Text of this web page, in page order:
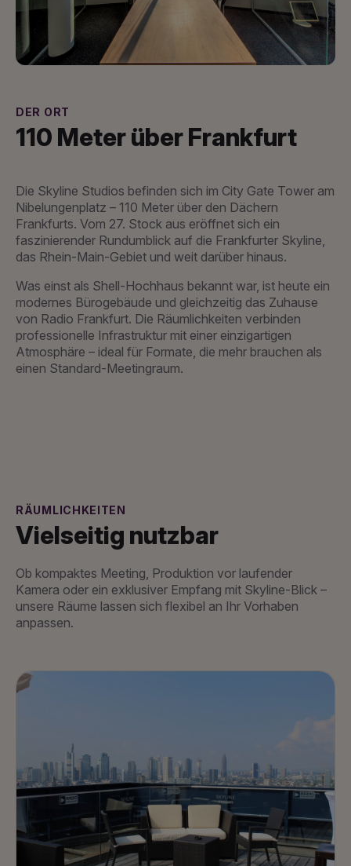
DER ORT
110 Meter über Frankfurt
Die Skyline Studios befinden sich im City Gate Tower am
Nibelungenplatz – 110 Meter über den Dächern
Frankfurts. Vom 27. Stock aus eröffnet sich ein
faszinierender Rundumblick auf die Frankfurter Skyline,
das Rhein-Main-Gebiet und weit darüber hinaus.
Was einst als Shell-Hochhaus bekannt war, ist heute ein
modernes Bürogebäude und gleichzeitig das Zuhause
von Radio Frankfurt. Die Räumlichkeiten verbinden
professionelle Infrastruktur mit einer einzigartigen
Atmosphäre – ideal für Formate, die mehr brauchen als
einen Standard-Meetingraum.
RÄUMLICHKEITEN
Vielseitig nutzbar
Ob kompaktes Meeting, Produktion vor laufender
Kamera oder ein exklusiver Empfang mit Skyline-Blick –
unsere Räume lassen sich flexibel an Ihr Vorhaben
anpassen.